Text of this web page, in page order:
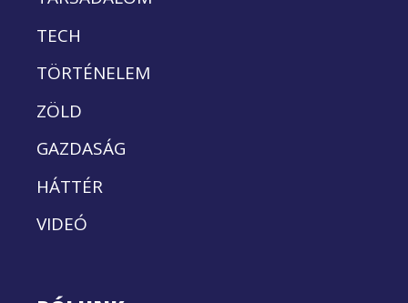
TECH
TÖRTÉNELEM
ZÖLD
GAZDASÁG
HÁTTÉR
VIDEÓ